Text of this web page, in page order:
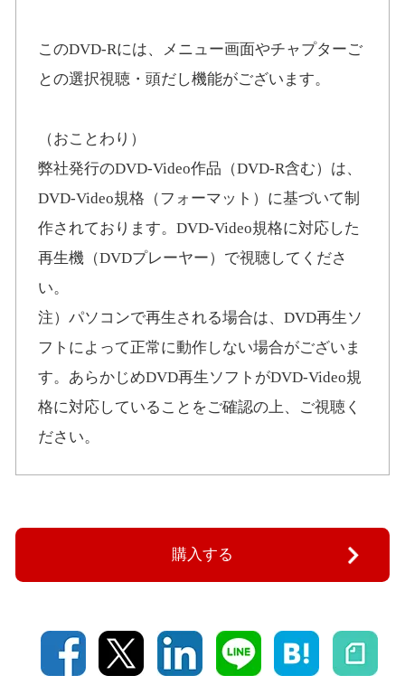
このDVD-Rには、メニュー画面やチャプターご
との選択視聴・頭だし機能がございます。
（おことわり）
弊社発行のDVD-Video作品（DVD-R含む）は、
DVD-Video規格（フォーマット）に基づいて制
作されております。DVD-Video規格に対応した
再生機（DVDプレーヤー）で視聴してくださ
い。
注）パソコンで再生される場合は、DVD再生ソ
フトによって正常に動作しない場合がございま
す。あらかじめDVD再生ソフトがDVD-Video規
格に対応していることをご確認の上、ご視聴く
ださい。
購入する